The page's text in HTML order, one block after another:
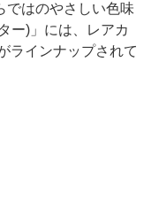
ではのやさしい色味
ー)」には、レアカ
ラインナップされて